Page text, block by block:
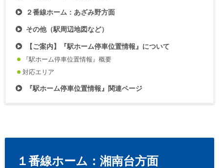
２番線ホーム：あざみ野方面
その他（駅周辺地図など）
【ご案内】『駅ホーム停車位置情報』について
『駅ホーム停車位置情報』概要
対応エリア
『駅ホーム停車位置情報』関連ページ
１番線ホーム：湘南台方面